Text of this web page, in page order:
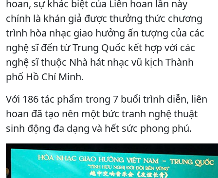
hoan, sự khác biệt của Liên hoan lần này
chính là khán giả được thưởng thức chương
trình hòa nhạc giao hưởng ấn tượng của các
nghệ sĩ đến từ Trung Quốc kết hợp với các
nghệ sĩ thuộc Nhà hát nhạc vũ kịch Thành
phố Hồ Chí Minh.
Với 186 tác phẩm trong 7 buổi trình diễn, liên
hoan đã tạo nên một bức tranh nghệ thuật
sinh động đa dạng và hết sức phong phú.